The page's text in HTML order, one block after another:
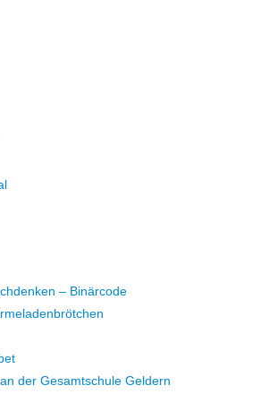
– Binärcode
der Gesamtschule Geldern